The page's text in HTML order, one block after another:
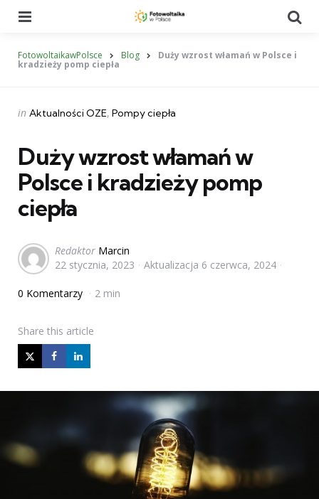
FotowoltaikawPolsce Blog Duży wzrost włamań w Polsce i
kradzieży pomp ciepła
Categories
Posted
in Aktualności OZE Pompy ciepła
Duży wzrost włamań w
Polsce i kradzieży pomp
ciepła
Posted
by
Redaktor Marcin
22 stycznia, 2023
Aktualizacja 6 czerwca, 2024
0 Komentarzy 2 min
Share this article